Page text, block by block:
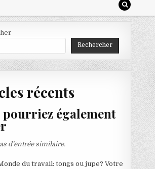
Rechercher
récents
pourriez également
d’entrée similaire.
du travail: tongs ou jupe? Votre